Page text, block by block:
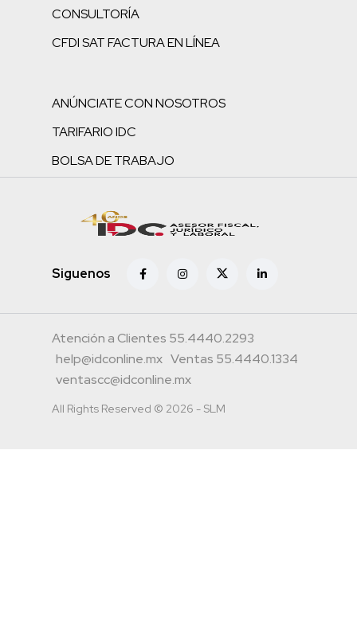
CONSULTORÍA
CFDI SAT FACTURA EN LÍNEA
ANÚNCIATE CON NOSOTROS
TARIFARIO IDC
BOLSA DE TRABAJO
Siguenos
Atención a Clientes 55.4440.2293
help@idconline.mx Ventas 55.4440.1334
ventascc@idconline.mx
All Rights Reserved © 2026 - SLM